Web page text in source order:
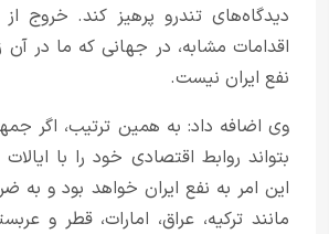
دیدگاه‌های تندرو پرهیز کند. خروج
اقدامات مشابه، در جهانی که ما در آن
نفع ایران نیست.
وی اضافه داد: به همین ترتیب، اگر
بتواند روابط اقتصادی خود را با
این امر به نفع ایران خواهد بود و به
مانند ترکیه، عراق، امارات، قطر و